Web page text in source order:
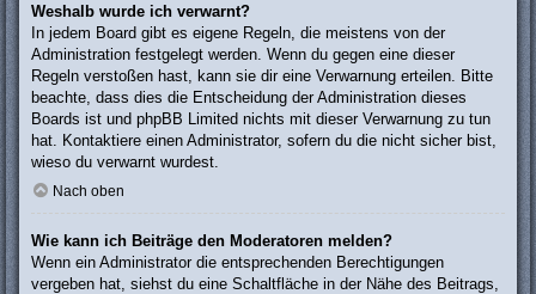
Weshalb wurde ich verwarnt?
In jedem Board gibt es eigene Regeln, die meistens von der
Administration festgelegt werden. Wenn du gegen eine dieser
Regeln verstoßen hast, kann sie dir eine Verwarnung erteilen. Bitte
beachte, dass dies die Entscheidung der Administration dieses
Boards ist und phpBB Limited nichts mit dieser Verwarnung zu tun
hat. Kontaktiere einen Administrator, sofern du die nicht sicher bist,
wieso du verwarnt wurdest.
Nach oben
Wie kann ich Beiträge den Moderatoren melden?
Wenn ein Administrator die entsprechenden Berechtigungen
vergeben hat, siehst du eine Schaltfläche in der Nähe des Beitrags,